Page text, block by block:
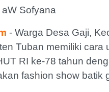
aW Sofyana
- Warga Desa Gaji,
Tuban memiliki cara
RI ke-78 tahun
fashion show batik